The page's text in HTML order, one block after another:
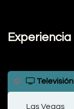
Experiencia
Televisión
Las Vegas